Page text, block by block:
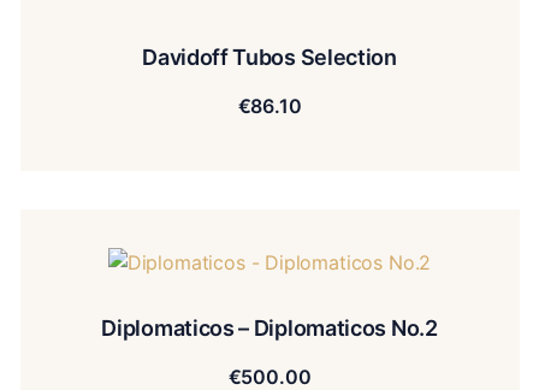
Davidoff Tubos Selection
€86.10
Diplomaticos – Diplomaticos No.2
€500.00